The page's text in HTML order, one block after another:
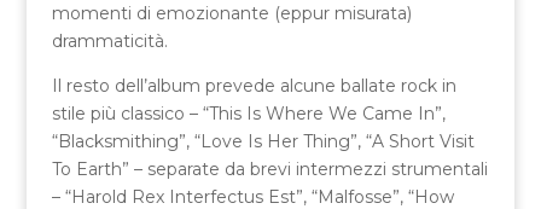
momenti di emozionante (eppur misurata)
drammaticità.
Il resto dell’album prevede alcune ballate rock in
stile più classico – “This Is Where We Came In”,
“Blacksmithing”, “Love Is Her Thing”, “A Short Visit
To Earth” – separate da brevi intermezzi strumentali
– “Harold Rex Interfectus Est”, “Malfosse”, “How